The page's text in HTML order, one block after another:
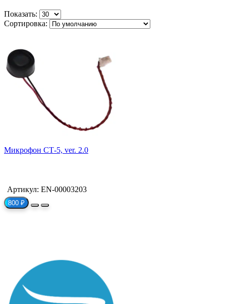
Показать:
Сортировка:
Микрофон СТ-5, ver. 2.0
Артикул: EN-00003203
800 ₽